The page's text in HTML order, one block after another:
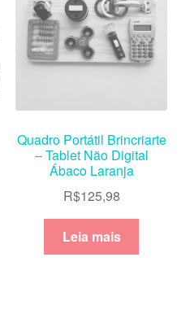
Quadro Portátil Brincriarte
– Tablet Não Digital
Ábaco Laranja
R$125,98
Leia mais